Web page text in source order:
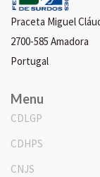
Praceta Miguel
2700-585 Amadora
Portugal
Menu
CDLGP
CDHPS
CNJS